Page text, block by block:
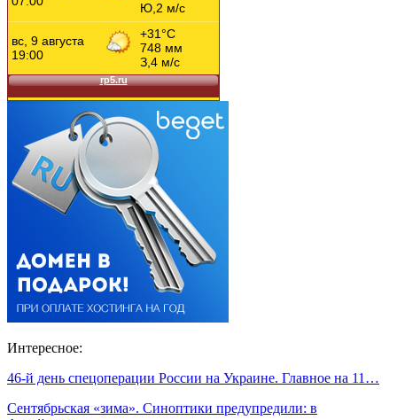
Интересное:
46-й день спецоперации России на Украине. Главное на 11…
Сентябрьская «зима». Синоптики предупредили: в